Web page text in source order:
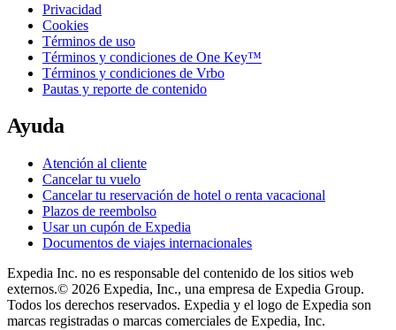
Privacidad
Cookies
Términos de uso
Términos y condiciones de One Key™
Términos y condiciones de Vrbo
Pautas y reporte de contenido
Ayuda
Atención al cliente
Cancelar tu vuelo
Cancelar tu reservación de hotel o renta vacacional
Plazos de reembolso
Usar un cupón de Expedia
Documentos de viajes internacionales
Expedia Inc. no es responsable del contenido de los sitios web
externos.© 2026 Expedia, Inc., una empresa de Expedia Group.
Todos los derechos reservados. Expedia y el logo de Expedia son
marcas registradas o marcas comerciales de Expedia, Inc.